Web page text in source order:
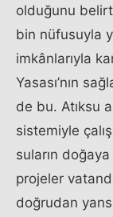
olduğunu
bin nüfusuyla
imkânlarıyla
Yasası’nın
de bu. Atıksu
sistemiyle
suların
projeler
doğrudan